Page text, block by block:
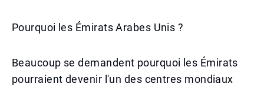
Pourquoi les Émirats Arabes Unis ?
Beaucoup se demandent pourquoi les Émirats
pourraient devenir l'un des centres mondiaux